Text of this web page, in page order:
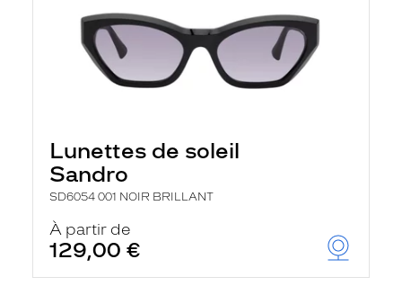
Lunettes de soleil
Sandro
SD6054 001 NOIR BRILLANT
À partir de
129,00 €